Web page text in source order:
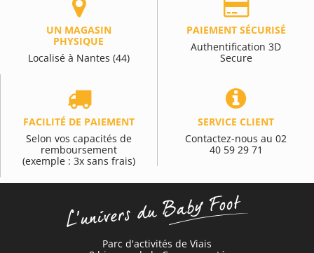
UN MAGASIN
PHYSIQUE
Localisé à Nantes (44)
PAIEMENT SÉCURISÉ
Authentification 3D
Secure
FACILITÉ DE PAIEMENT
Selon vos capacités de
remboursement
(exemple : 3x sans frais)
SERVICE CLIENT
Contactez-nous au 02
40 59 29 71
Parc d'activités de Viais